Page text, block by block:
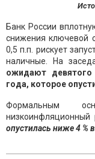
Банк России
снижения ключевой
0,5 п.п. рискует
наличные. На
ожидают
года, которое
Формальным
опустилась ниже 4 %